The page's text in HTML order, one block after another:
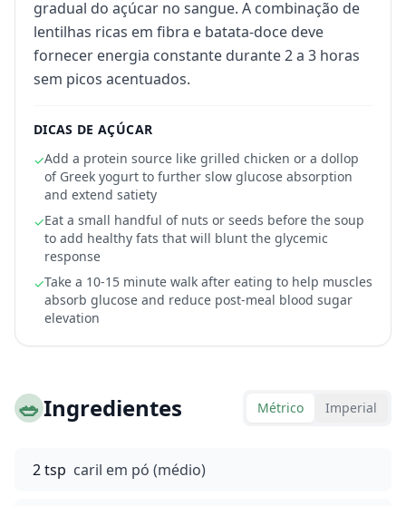
gradual do açúcar no sangue. A combinação de
lentilhas ricas em fibra e batata-doce deve
fornecer energia constante durante 2 a 3 horas
sem picos acentuados.
DICAS DE AÇÚCAR
✓Add a protein source like grilled chicken or a dollop
of Greek yogurt to further slow glucose absorption
and extend satiety
✓Eat a small handful of nuts or seeds before the soup
to add healthy fats that will blunt the glycemic
response
✓Take a 10-15 minute walk after eating to help muscles
absorb glucose and reduce post-meal blood sugar
elevation
🥗Ingredientes Métrico Imperial
2 tsp caril em pó (médio)